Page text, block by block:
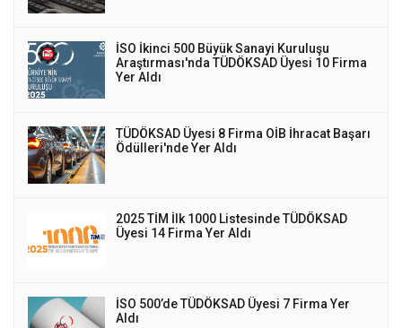
İSO İkinci 500 Büyük Sanayi Kuruluşu
Araştırması'nda TÜDÖKSAD Üyesi 10 Firma
Yer Aldı
TÜDÖKSAD Üyesi 8 Firma OİB İhracat Başarı
Ödülleri'nde Yer Aldı
2025 TİM İlk 1000 Listesinde TÜDÖKSAD
Üyesi 14 Firma Yer Aldı
İSO 500’de TÜDÖKSAD Üyesi 7 Firma Yer
Aldı